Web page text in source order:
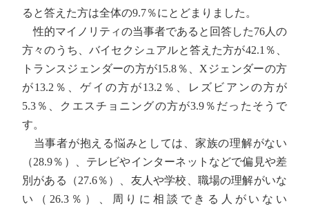
ると答えた方は全体の9.7％にとどまりました。
性的マイノリティの当事者であると回答した76人の
方々のうち、バイセクシュアルと答えた方が42.1％、
トランスジェンダーの方が15.8％、Xジェンダーの方
が13.2％、ゲイの方が13.2％、レズビアンの方が
5.3％、クエスチョニングの方が3.9％だったそうで
す。
当事者が抱える悩みとしては、家族の理解がない
（28.9％）、テレビやインターネットなどで偏見や差
別がある（27.6％）、友人や学校、職場の理解がいな
い（26.3％）、周りに相談できる人がいない